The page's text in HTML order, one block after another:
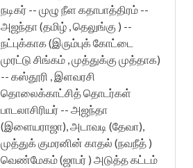
நடிகர் -- முழு நீள கதாபாத்திரம் --
அஜந்தா (தமிழ் , தெலுங்கு ) --
நட்புக்காக (இரும்புக் கோட்டை
முரட்டு சிங்கம் , முத்துக்கு முத்தாக)
-- கஸ்தூரி , இளவரசி
தொலைக்காட்சித் தொடர்கள்
பாடலாசிரியர் -- அஜந்தா
(இளையராஜா), அடாவடி (தேவா),
முத்துக் குமரனின் காதல் (நவநீத் )
வெண்மேகம் (ஜாபர் ) அடுத்த கட்டம்